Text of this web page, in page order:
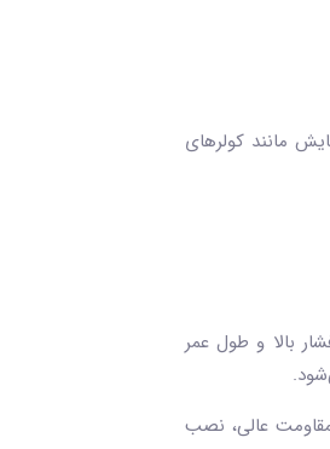
مانند کولرهای
بالا و طول عمر
عالی، نصب